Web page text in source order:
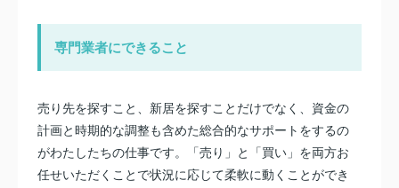
専門業者にできること
売り先を探すこと、新居を探すことだけでなく、資金の
計画と時期的な調整も含めた総合的なサポートをするの
がわたしたちの仕事です。「売り」と「買い」を両方お
任せいただくことで状況に応じて柔軟に動くことができ